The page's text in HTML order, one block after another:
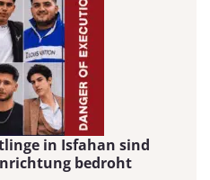
in Isfahan sind
bedroht